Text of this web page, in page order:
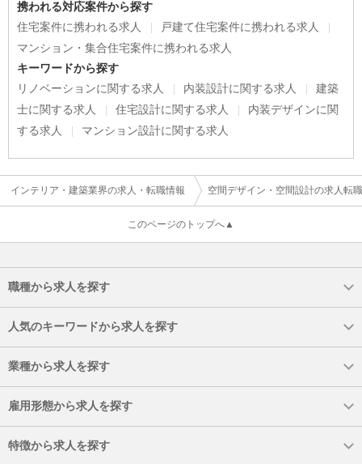
携われる対応案件から探す
住宅案件に携われる求人
戸建て住宅案件に携われる求人
マンション・集合住宅案件に携われる求人
キーワードから探す
リノベーションに関する求人
内装設計に関する求人
建築
士に関する求人
住宅設計に関する求人
内装デザインに関
する求人
マンション設計に関する求人
インテリア・建築業界の求人・転職情報 空間デザイン・空間設計の求人転
このページのトップへ▲
職種から求人を探す
人気のキーワードから求人を探す
業種から求人を探す
雇用形態から求人を探す
特徴から求人を探す